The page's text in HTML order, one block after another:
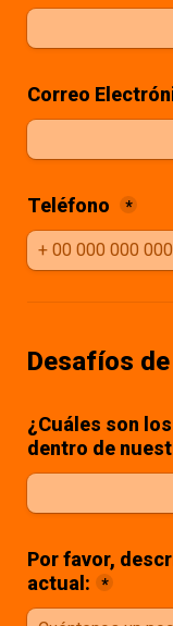
Correo
Teléfono *
Desafíos
¿Cuáles son
Por favor,
actual:
*